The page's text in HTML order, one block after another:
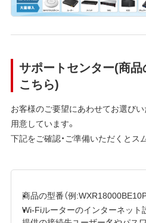
サポートセンター(商
こちら)
お客様のご要望にあわせてお選び
用意しています。
下記をご確認・ご準備いただくとス
商品の型番（例
Wi-Fiルーターのインターネット